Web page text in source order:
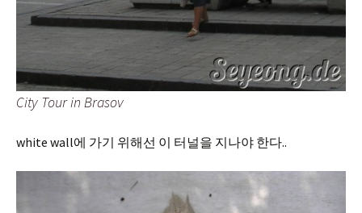
City Tour in Brasov
white wall에 가기 위해선 이 터널을 지나야 한다..